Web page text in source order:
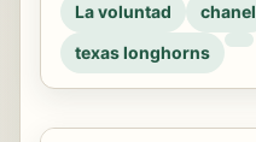
La voluntad
chanel
texas longhorns